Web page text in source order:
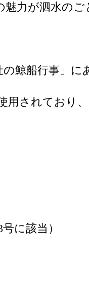
力が泗水のご
鯨船行事」に
用されており
に該当）